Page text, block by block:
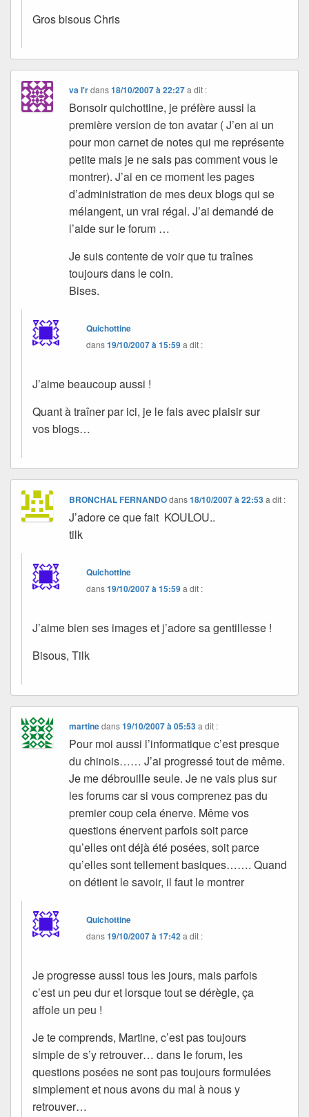
Gros bisous Chris
va l'rdans18/10/2007 à 22:27 a dit :
Bonsoir quichottine, je préfère aussi la
première version de ton avatar ( J’en ai un
pour mon carnet de notes qui me représente
petite mais je ne sais pas comment vous le
montrer). J’ai en ce moment les pages
d’administration de mes deux blogs qui se
mélangent, un vrai régal. J’ai demandé de
l’aide sur le forum …
Je suis contente de voir que tu traînes
toujours dans le coin.
Bises.
Quichottine
dans19/10/2007 à 15:59a dit :
J’aime beaucoup aussi !
Quant à traîner par ici, je le fais avec plaisir sur
vos blogs…
BRONCHAL FERNANDOdans18/10/2007 à 22:53 a dit :
J’adore ce que fait KOULOU..
tilk
Quichottine
dans19/10/2007 à 15:59a dit :
J’aime bien ses images et j’adore sa gentillesse !
Bisous, Tilk
martinedans19/10/2007 à 05:53 a dit :
Pour moi aussi l’informatique c’est presque
du chinois…… J’ai progressé tout de même.
Je me débrouille seule. Je ne vais plus sur
les forums car si vous comprenez pas du
premier coup cela énerve. Même vos
questions énervent parfois soit parce
qu’elles ont déjà été posées, soit parce
qu’elles sont tellement basiques……. Quand
on détient le savoir, il faut le montrer
Quichottine
dans19/10/2007 à 17:42 a dit :
Je progresse aussi tous les jours, mais parfois
c’est un peu dur et lorsque tout se dérègle, ça
affole un peu !
Je te comprends, Martine, c’est pas toujours
simple de s’y retrouver… dans le forum, les
questions posées ne sont pas toujours formulées
simplement et nous avons du mal à nous y
retrouver…